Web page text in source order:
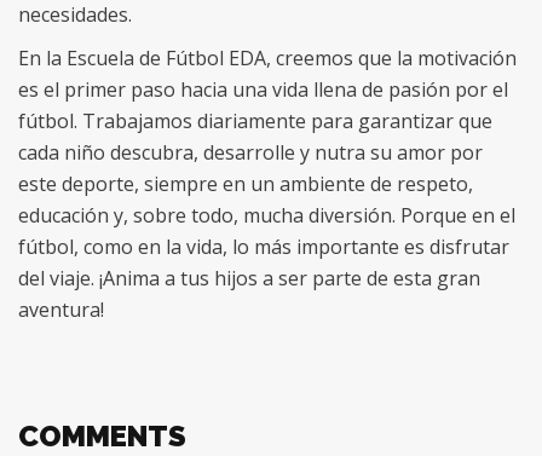
necesidades.
En la Escuela de Fútbol EDA, creemos que la motivación
es el primer paso hacia una vida llena de pasión por el
fútbol. Trabajamos diariamente para garantizar que
cada niño descubra, desarrolle y nutra su amor por
este deporte, siempre en un ambiente de respeto,
educación y, sobre todo, mucha diversión. Porque en el
fútbol, como en la vida, lo más importante es disfrutar
del viaje. ¡Anima a tus hijos a ser parte de esta gran
aventura!
COMMENTS